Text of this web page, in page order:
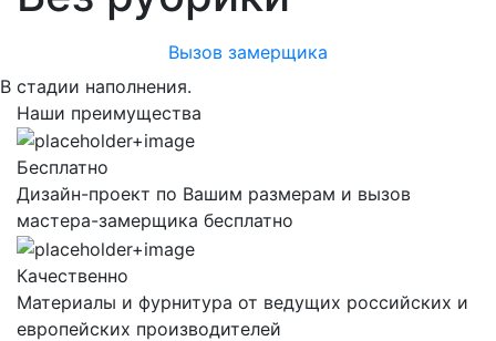
Вызов замерщика
В стадии наполнения.
Наши преимущества
Бесплатно
Дизайн-проект по Вашим размерам и вызов
мастера-замерщика бесплатно
Качественно
Материалы и фурнитура от ведущих российских и
европейских производителей